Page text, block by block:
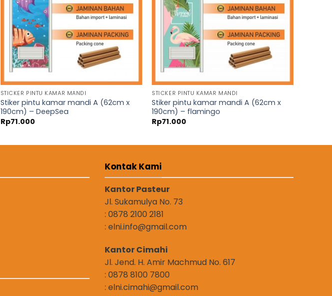
STICKER PINTU KAMAR MANDI
Stiker pintu kamar mandi A (62cm x
190cm) – DeepSea
Rp71.000
STICKER PINTU KAMAR MANDI
Stiker pintu kamar mandi A (62cm x
190cm) – flamingo
Rp71.000
Kontak Kami
Kantor Pasteur
Jl. Sukamulya No. 73
: 0878 2100 2181
: elni.info@gmail.com
Kantor Cimahi
Jl. Jend. H. Amir Machmud No. 617
: 0878 8100 7800
: elni.cimahi@gmail.com